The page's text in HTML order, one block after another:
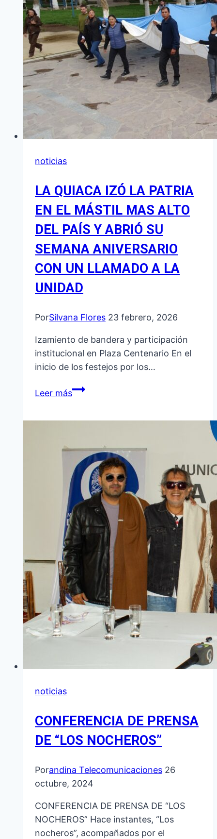
ORGULLO
CULTURAL
QUE
UNE
A
LA
PROVINCIA
noticias
LA QUIACA IZÓ LA PATRIA
EN EL MÁSTIL MAS ALTO
DEL PAÍS Y ABRIÓ SU
SEMANA ANIVERSARIO
CON UN LLAMADO A LA
UNIDAD
PorSilvana Flores 23 febrero, 2026
Izamiento de bandera y participación
institucional en Plaza Centenario En el
inicio de los festejos por los…
Leer másLA
EN
EL
MÁSTIL
MAS
ALTO
DEL
PAÍS
Y
ABRIÓ
SU
SEMANA
ANIVERSARIO
CON
UN
noticias
CONFERENCIA DE PRENSA
DE “LOS NOCHEROS”
Porandina Telecomunicaciones 26
octubre, 2024
CONFERENCIA DE PRENSA DE “LOS
NOCHEROS” Hace instantes, “Los
nocheros”, acompañados por el